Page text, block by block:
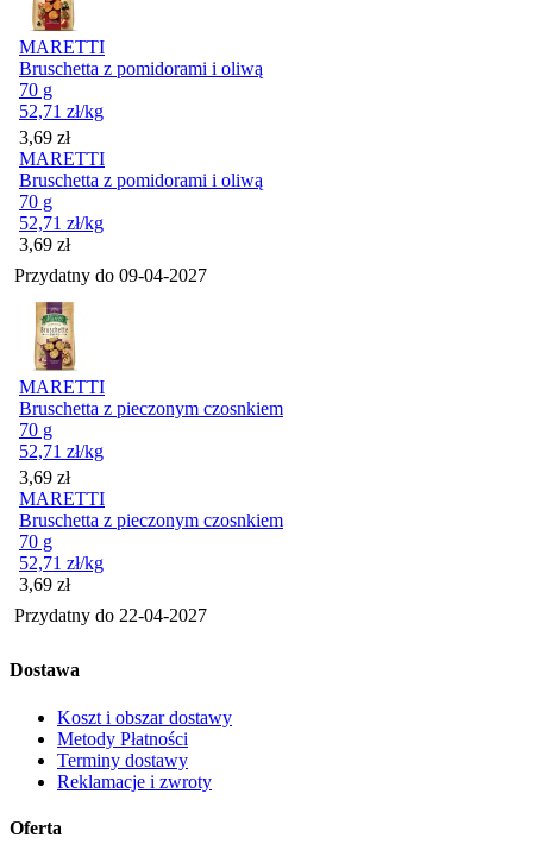
MARETTI
Bruschetta z pomidorami i oliwą
70 g
52,71 zł/kg
Cena
3,69 zł
MARETTI
Bruschetta z pomidorami i oliwą
70 g
52,71 zł/kg
Cena
3,69 zł
Przydatny do 09-04-2027
MARETTI
Bruschetta z pieczonym czosnkiem
70 g
52,71 zł/kg
Cena
3,69 zł
MARETTI
Bruschetta z pieczonym czosnkiem
70 g
52,71 zł/kg
Cena
3,69 zł
Przydatny do 22-04-2027
Dostawa
Koszt i obszar dostawy
Metody Płatności
Terminy dostawy
Reklamacje i zwroty
Oferta